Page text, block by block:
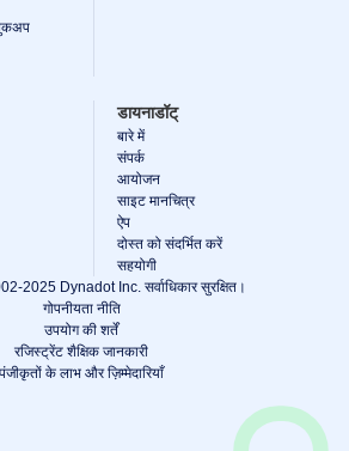
डायनाडॉट्
बारे में
संपर्क
आयोजन
साइट मानचित्र
ऐप
दोस्त को संदर्भित करें
सहयोगी
2025 Dynadot Inc. सर्वाधिकार सुरक्षित।
गोपनीयता नीति
उपयोग की शर्तें
रजिस्ट्रेंट शैक्षिक जानकारी
पंजीकृतों के लाभ और ज़िम्मेदारियाँ